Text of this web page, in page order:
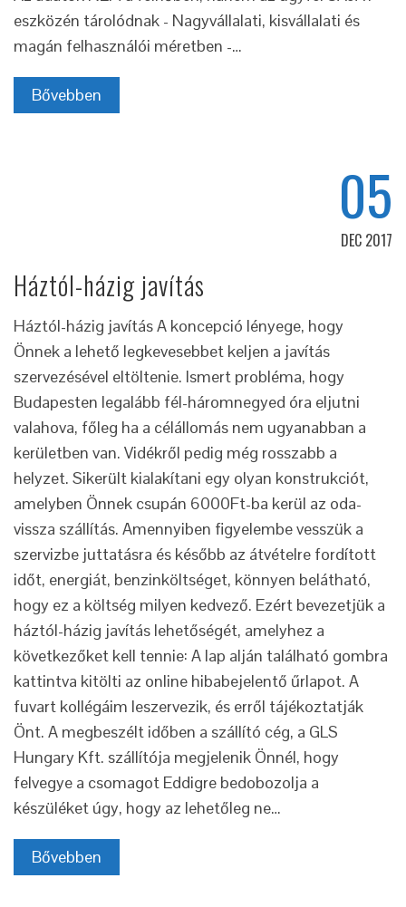
eszközén tárolódnak - Nagyvállalati, kisvállalati és
magán felhasználói méretben -…
Bővebben
05
DEC 2017
Háztól-házig javítás
Háztól-házig javítás A koncepció lényege, hogy
Önnek a lehető legkevesebbet keljen a javítás
szervezésével eltöltenie. Ismert probléma, hogy
Budapesten legalább fél-háromnegyed óra eljutni
valahova, főleg ha a célállomás nem ugyanabban a
kerületben van. Vidékről pedig még rosszabb a
helyzet. Sikerült kialakítani egy olyan konstrukciót,
amelyben Önnek csupán 6000Ft-ba kerül az oda-
vissza szállítás. Amennyiben figyelembe vesszük a
szervizbe juttatásra és később az átvételre fordított
időt, energiát, benzinköltséget, könnyen belátható,
hogy ez a költség milyen kedvező. Ezért bevezetjük a
háztól-házig javítás lehetőségét, amelyhez a
következőket kell tennie: A lap alján található gombra
kattintva kitölti az online hibabejelentő űrlapot. A
fuvart kollégáim leszervezik, és erről tájékoztatják
Önt. A megbeszélt időben a szállító cég, a GLS
Hungary Kft. szállítója megjelenik Önnél, hogy
felvegye a csomagot Eddigre bedobozolja a
készüléket úgy, hogy az lehetőleg ne…
Bővebben